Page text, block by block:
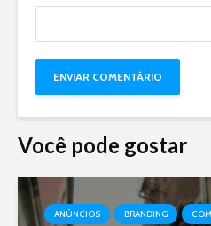
Você pode gostar
ANÚNCIOS BRANDING